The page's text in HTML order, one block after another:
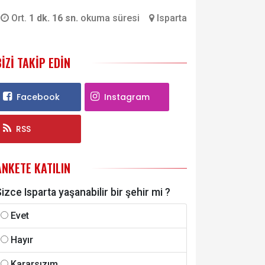
Ort. 1 dk. 16 sn. okuma süresi Isparta
TAKIP EDIN
Facebook Instagram
RSS
KATILIN
Isparta yaşanabilir bir şehir mi ?
Evet
Hayır